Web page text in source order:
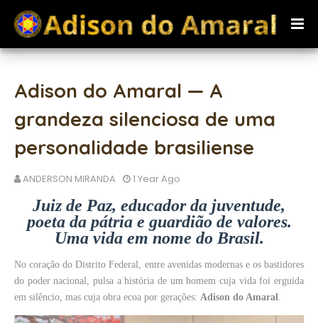
Adison do Amaral — A
grandeza silenciosa de uma
personalidade brasiliense
ANDERSON MIRANDA 1 Year Ago
Juiz de Paz, educador da juventude,
poeta da pátria e guardião de valores.
Uma vida em nome do Brasil.
No coração do Distrito Federal, entre avenidas modernas e os bastidores
do poder nacional, pulsa a história de um homem cuja vida foi erguida
em silêncio, mas cuja obra ecoa por gerações: Adison do Amaral.